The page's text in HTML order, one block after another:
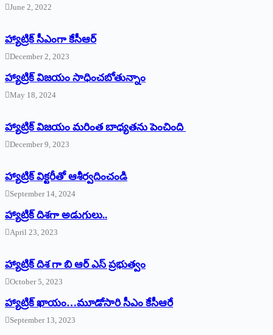
June 2, 2022
హ్యాట్రిక్‌ ‌సీఎంగా కేసీఆర్‌
December 2, 2023
హ్యాట్రిక్‌ విజయం సాధించబోతున్నాం
May 18, 2024
హ్యాట్రిక్ విజయం మరింత బాధ్యతను పెంచింది
December 9, 2023
హ్యాట్రిక్‌ ‌విక్టరీతో ఆశీర్వదించండి
September 14, 2024
‌హ్యాట్రిక్‌ ‌దిశగా అడుగులు..
April 23, 2023
హ్యాట్రిక్ దిశ గా బి ఆర్ ఎస్ ప్రభుత్వం
October 5, 2023
హ్యాట్రిక్‌ ‌ఖాయం…మూడోసారి సీఎం కేసీఆరే
September 13, 2023